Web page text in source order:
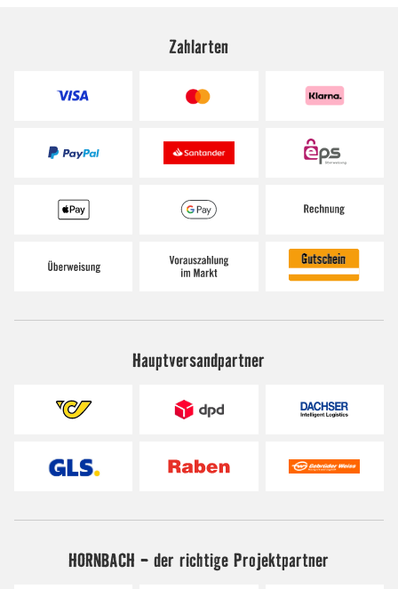
Zahlarten
Hauptversandpartner
HORNBACH - der richtige Projektpartner